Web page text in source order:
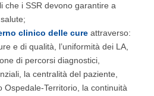
che i SSR devono garantire a
clinico delle cureattraverso:
e di qualità, l’uniformità dei LA,
di percorsi diagnostici,
la centralità del paziente,
Ospedale-Territorio, la continuità